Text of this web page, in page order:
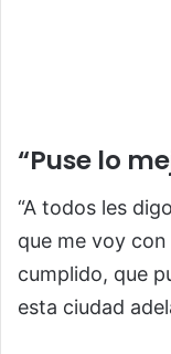
“Puse lo
“A todos les
que me voy
cumplido, que
esta ciudad